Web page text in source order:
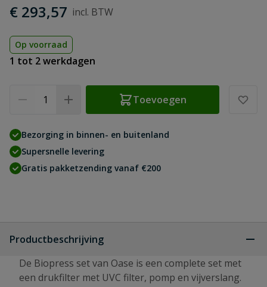
€ 293,57
Op voorraad
1 tot 2 werkdagen
Toevoegen
Bezorging in binnen- en buitenland
Supersnelle levering
Gratis pakketzending vanaf €200
Productbeschrijving
De Biopress set van Oase is een complete set met
een drukfilter met UVC filter, pomp en vijverslang.